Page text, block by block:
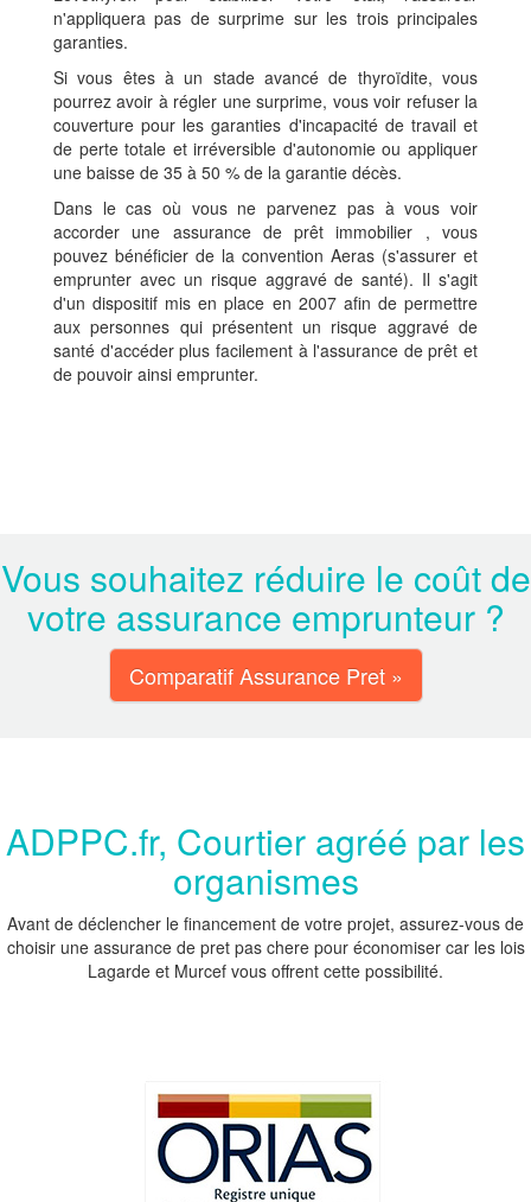
n'appliquera pas de surprime sur les trois principales
garanties.
Si vous êtes à un stade avancé de thyroïdite, vous
pourrez avoir à régler une surprime, vous voir refuser la
couverture pour les garanties d'incapacité de travail et
de perte totale et irréversible d'autonomie ou appliquer
une baisse de 35 à 50 % de la garantie décès.
Dans le cas où vous ne parvenez pas à vous voir
accorder une assurance de prêt immobilier , vous
pouvez bénéficier de la convention Aeras (s'assurer et
emprunter avec un risque aggravé de santé). Il s'agit
d'un dispositif mis en place en 2007 afin de permettre
aux personnes qui présentent un risque aggravé de
santé d'accéder plus facilement à l'assurance de prêt et
de pouvoir ainsi emprunter.
Vous souhaitez réduire le coût de
votre assurance emprunteur ?
Comparatif Assurance Pret »
ADPPC.fr, Courtier agréé par les
organismes
Avant de déclencher le financement de votre projet, assurez-vous de
choisir une assurance de pret pas chere pour économiser car les lois
Lagarde et Murcef vous offrent cette possibilité.